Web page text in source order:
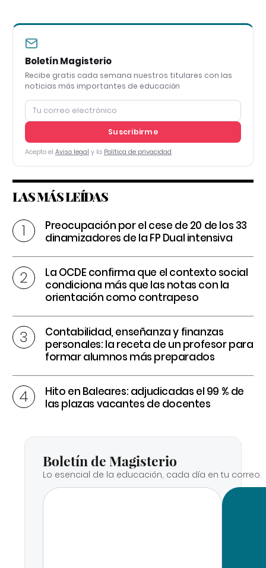
Boletín Magisterio
Recibe gratis cada semana nuestros titulares con las
noticias más importantes de educación
Suscribirme
Acepto el Aviso legal y la Política de privacidad
LAS MÁS LEÍDAS
Preocupación por el cese de 20 de los 33
dinamizadores de la FP Dual intensiva
La OCDE confirma que el contexto social
condiciona más que las notas con la
orientación como contrapeso
Contabilidad, enseñanza y finanzas
personales: la receta de un profesor para
formar alumnos más preparados
Hito en Baleares: adjudicadas el 99 % de
las plazas vacantes de docentes
Boletín de Magisterio
Lo esencial de la educación, cada día en tu correo.